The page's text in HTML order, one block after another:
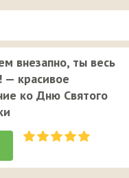
внезапно, ты весь
— красивое
ко Дню Святого